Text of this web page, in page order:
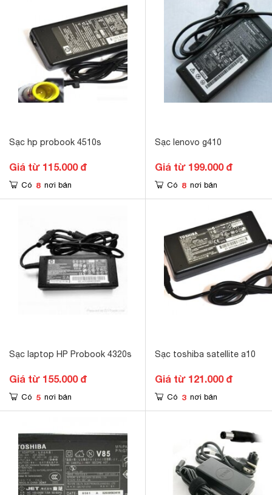
Sạc hp probook 4510s
Giá từ 115.000 đ
Có 8 nơi bán
Sạc lenovo g410
Giá từ 199.000 đ
Có 8 nơi bán
Sạc laptop HP Probook 4320s
Giá từ 155.000 đ
Có 5 nơi bán
Sạc toshiba satellite a10
Giá từ 121.000 đ
Có 3 nơi bán